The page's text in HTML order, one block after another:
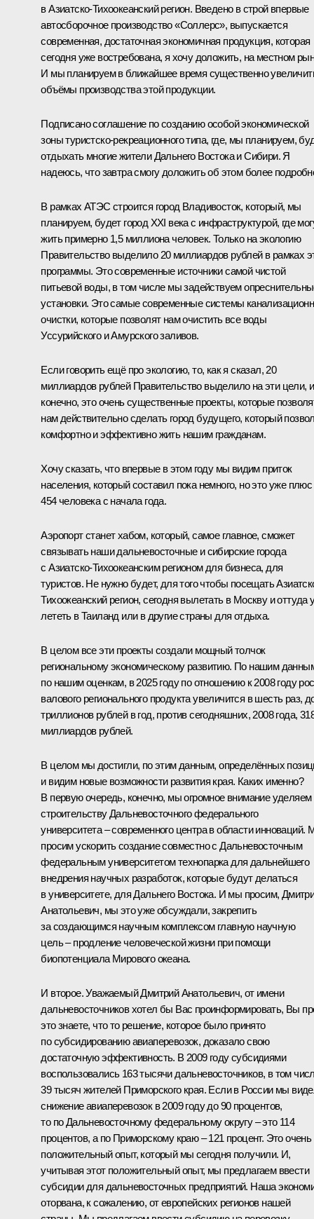
в Азиатско-Тихоокеанский регион. Введено в строй впервые
автосборочное производство «Соллерс», выпускается
современная, достаточная экономичная продукция, которая
сегодня уже востребована, я хочу доложить, на местном
И мы планируем в ближайшее время существенно
объёмы производства этой продукции.
Подписано соглашение по созданию особой экономической
зоны туристско-рекреационного типа, где, мы планируем,
отдыхать многие жители Дальнего Востока и Сибири. Я
надеюсь, что завтра смогу доложить об этом более
В рамках АТЭС строится город Владивосток, который, мы
планируем, будет город XXI века с инфраструктурой, где
жить примерно 1,5 миллиона человек. Только на экологию
Правительство выделило 20 миллиардов рублей в рамках
программы. Это современные источники самой чистой
питьевой воды, в том числе мы задействуем
установки. Это самые современные системы
очистки, которые позволят нам очистить все воды
Уссурийского и Амурского заливов.
Если говорить ещё про экологию, то, как я сказал, 20
миллиардов рублей Правительство выделило на эти цели,
конечно, это очень существенные проекты, которые
нам действительно сделать город будущего, который
комфортно и эффективно жить нашим гражданам.
Хочу сказать, что впервые в этом году мы видим приток
населения, который составил пока немного, но это уже плюс
454 человека с начала года.
Аэропорт станет хабом, который, самое главное, сможет
связывать наши дальневосточные и сибирские города
с Азиатско-Тихоокеанским регионом для бизнеса, для
туристов. Не нужно будет, для того чтобы посещать
Тихоокеанский регион, сегодня вылетать в Москву и оттуда
лететь в Таиланд или в другие страны для отдыха.
В целом все эти проекты создали мощный толчок
региональному экономическому развитию. По нашим
по нашим оценкам, в 2025 году по отношению к 2008 году
валового регионального продукта увеличится в шесть раз,
триллионов рублей в год, против сегодняшних, 2008 года,
миллиардов рублей.
В целом мы достигли, по этим данным, определённых
и видим новые возможности развития края. Каких именно?
В первую очередь, конечно, мы огромное внимание уделяем
строительству Дальневосточного федерального
университета – современного центра в области инноваций.
просим ускорить создание совместно с Дальневосточным
федеральным университетом технопарка для дальнейшего
внедрения научных разработок, которые будут делаться
в университете, для Дальнего Востока. И мы просим,
Анатольевич, мы это уже обсуждали, закрепить
за создающимся научным комплексом главную научную
цель – продление человеческой жизни при помощи
биопотенциала Мирового океана.
И второе. Уважаемый Дмитрий Анатольевич, от имени
дальневосточников хотел бы Вас проинформировать, Вы
это знаете, что то решение, которое было принято
по субсидированию авиаперевозок, доказало свою
достаточную эффективность. В 2009 году субсидиями
воспользовались 163 тысячи дальневосточников, в том
39 тысяч жителей Приморского края. Если в России мы
снижение авиаперевозок в 2009 году до 90 процентов,
то по Дальневосточному федеральному округу – это 114
процентов, а по Приморскому краю – 121 процент. Это очень
положительный опыт, который мы сегодня получили. И,
учитывая этот положительный опыт, мы предлагаем ввести
субсидии для дальневосточных предприятий. Наша
оторвана, к сожалению, от европейских регионов нашей